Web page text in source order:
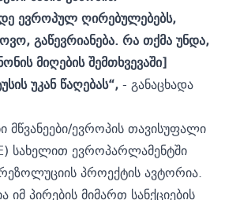
ევროპულ ღირებულებებს,
გაწევრიანება. რა თქმა უნდა,
მიღების შემთხვევაში]
უკან წაღებას“,- განაცხადა
ევროპის თავისუფალი
სახელით ევროპარლამენტში
პროექტის ავტორია.
იმ პირების მიმართ სანქციების